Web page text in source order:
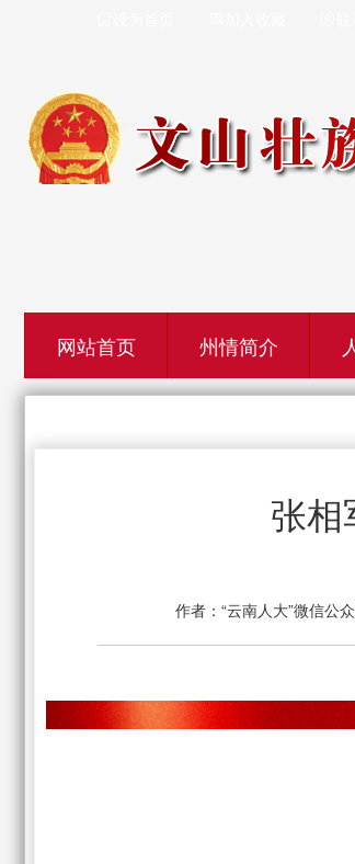
网站首页 州情简介
张相
作者：“云南人大”微信公